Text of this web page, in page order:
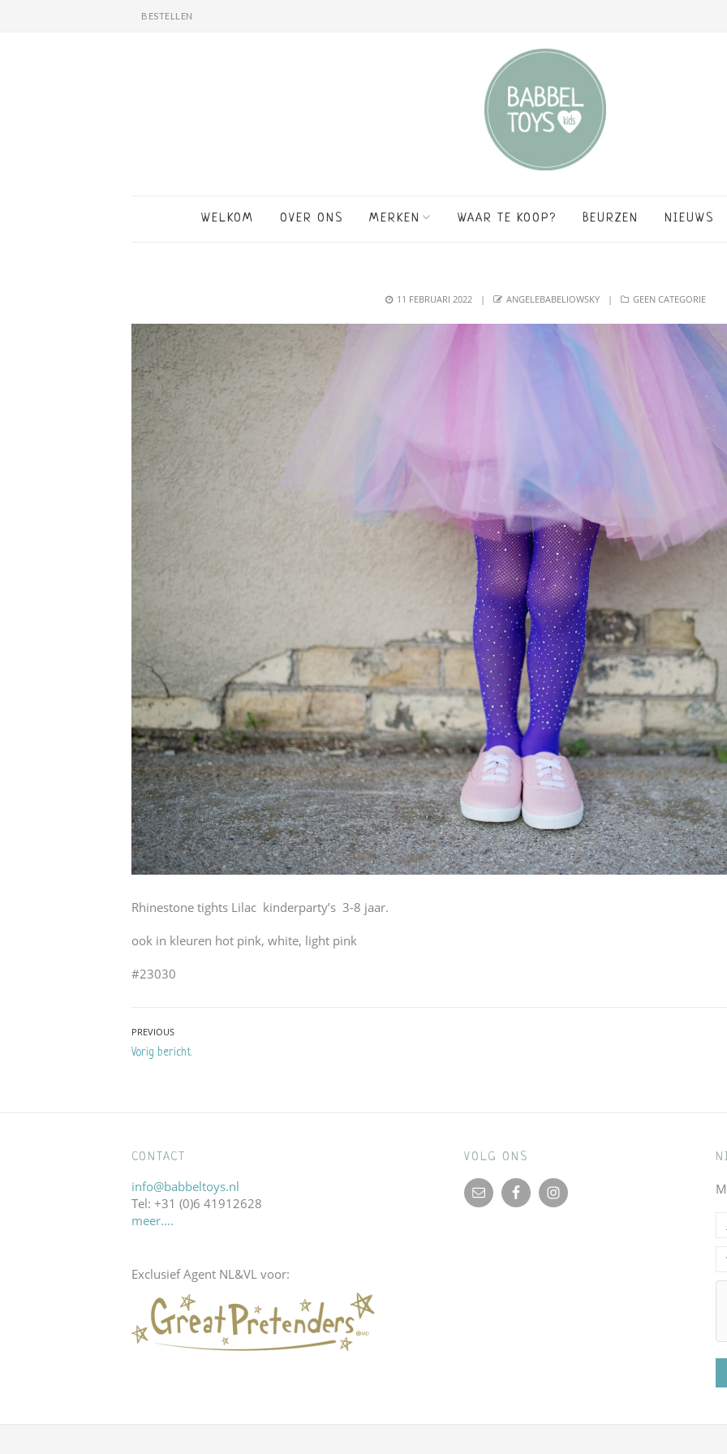
BESTELLEN
WELKOM OVER ONS MERKEN WAAR TE KOOP? BEURZEN NIEUWS
POSTED
11 FEBRUARI 2022 AUTHOR
ANGELEBABELIOWSKY CATEGORIES
GEEN CATEGORIE
Rhinestone tights Lilac kinderparty’s 3-8 jaar.
ook in kleuren hot pink, white, light pink
#23030
Bericht
navigatie
PREVIOUS
Previous
Vorig bericht
CONTACT
info@babbeltoys.nl
Tel: +31 (0)6 41912628
meer….
Exclusief Agent NL&VL voor:
VOLG ONS